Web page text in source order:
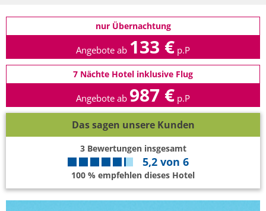
nur Übernachtung
Angebote ab 133 € p.P
7 Nächte Hotel inklusive Flug
Angebote ab 987 € p.P
Das sagen unsere Kunden
3Bewertungen insgesamt
5,2 von 6
100 % empfehlen dieses Hotel